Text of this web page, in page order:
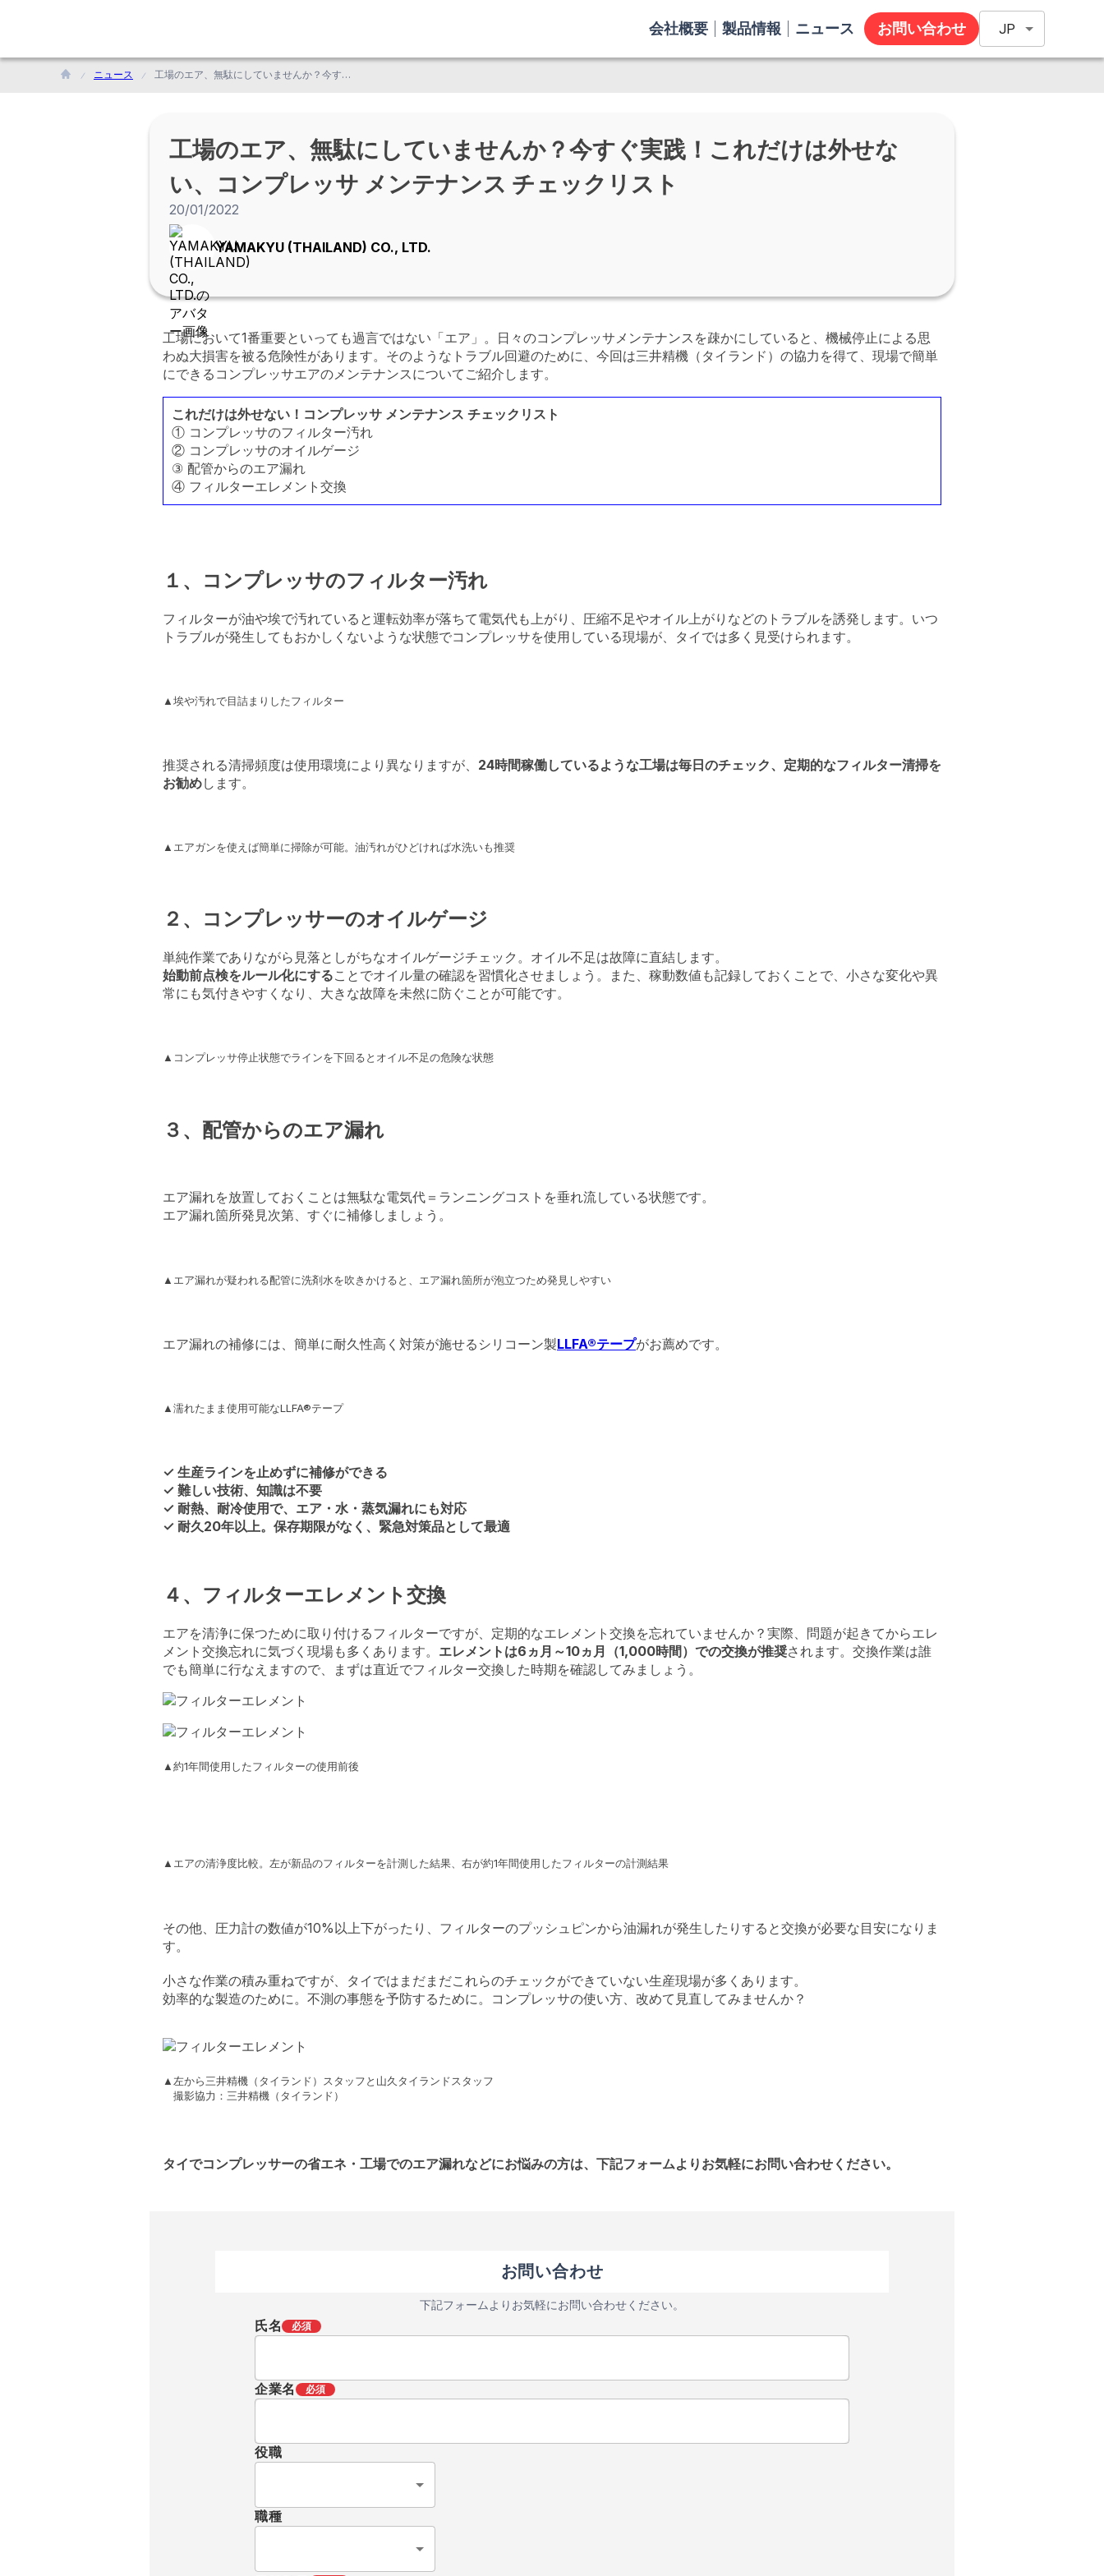
会社概要 製品情報 ニュース お問い合わせ JP
ニュース 工場のエア、無駄にしていませんか？今すぐ実践！これだけは外せない、コンプレッサ メンテナンス チェックリスト
工場のエア、無駄にしていませんか？今すぐ実践！これだけは外せな
い、コンプレッサ メンテナンス チェックリスト
20/01/2022
YAMAKYU (THAILAND) CO., LTD.
工場において1番重要といっても過言ではない「エア」。日々のコンプレッサメンテナンスを疎かにしていると、機械停止による思
わぬ大損害を被る危険性があります。そのようなトラブル回避のために、今回は三井精機（タイランド）の協力を得て、現場で簡単
にできるコンプレッサエアのメンテナンスについてご紹介します。
これだけは外せない！コンプレッサ メンテナンス チェックリスト
① コンプレッサのフィルター汚れ
② コンプレッサのオイルゲージ
③ 配管からのエア漏れ
④ フィルターエレメント交換
１、コンプレッサのフィルター汚れ
フィルターが油や埃で汚れていると運転効率が落ちて電気代も上がり、圧縮不足やオイル上がりなどのトラブルを誘発します。いつ
トラブルが発生してもおかしくないような状態でコンプレッサを使用している現場が、タイでは多く見受けられます。
▲埃や汚れで目詰まりしたフィルター
推奨される清掃頻度は使用環境により異なりますが、 24時間稼働しているような工場は毎日のチェック、定期的なフィルター清掃を
お勧めします。
▲エアガンを使えば簡単に掃除が可能。油汚れがひどければ水洗いも推奨
２、コンプレッサーのオイルゲージ
単純作業でありながら見落としがちなオイルゲージチェック。オイル不足は故障に直結します。
始動前点検をルール化にすることでオイル量の確認を習慣化させましょう。また、稼動数値も記録しておくことで、小さな変化や異
常にも気付きやすくなり、大きな故障を未然に防ぐことが可能です。
▲コンプレッサ停止状態でラインを下回るとオイル不足の危険な状態
３、配管からのエア漏れ
エア漏れを放置しておくことは無駄な電気代＝ランニングコストを垂れ流している状態です。
エア漏れ箇所発見次第、すぐに補修しましょう。
▲エア漏れが疑われる配管に洗剤水を吹きかけると、エア漏れ箇所が泡立つため発見しやすい
エア漏れの補修には、簡単に耐久性高く対策が施せるシリコーン製LLFA®テープがお薦めです。
▲濡れたまま使用可能なLLFA®テープ
✓ 生産ラインを止めずに補修ができる
✓ 難しい技術、知識は不要
✓ 耐熱、耐冷使用で、エア・水・蒸気漏れにも対応
✓ 耐久20年以上。保存期限がなく、緊急対策品として最適
４、フィルターエレメント交換
エアを清浄に保つために取り付けるフィルターですが、定期的なエレメント交換を忘れていませんか？実際、問題が起きてからエレ
メント交換忘れに気づく現場も多くあります。 エレメントは6ヵ月～10ヵ月（1,000時間）での交換が推奨されます。交換作業は誰
でも簡単に行なえますので、まずは直近でフィルター交換した時期を確認してみましょう。
▲約1年間使用したフィルターの使用前後
▲エアの清浄度比較。左が新品のフィルターを計測した結果、右が約1年間使用したフィルターの計測結果
その他、圧力計の数値が10%以上下がったり、フィルターのプッシュピンから油漏れが発生したりすると交換が必要な目安になりま
す。
小さな作業の積み重ねですが、タイではまだまだこれらのチェックができていない生産現場が多くあります。
効率的な製造のために。不測の事態を予防するために。コンプレッサの使い方、改めて見直してみませんか？
▲左から三井精機（タイランド）スタッフと山久タイランドスタッフ
撮影協力：三井精機（タイランド）
タイでコンプレッサーの省エネ・工場でのエア漏れなどにお悩みの方は、下記フォームよりお気軽にお問い合わせください。
お問い合わせ
下記フォームよりお気軽にお問い合わせください。
氏名 必須
企業名 必須
役職
職種